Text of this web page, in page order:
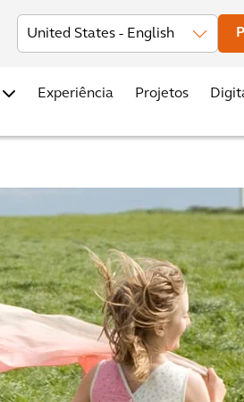
Investors Novidades Nossos Escritórios
Experiência Projetos